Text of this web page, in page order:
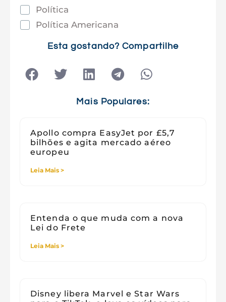
Política
Política Americana
Tecnologia
Esta gostando? Compartilhe
Mais Populares:
Apollo compra EasyJet por £5,7
bilhões e agita mercado aéreo
europeu
Leia Mais >
Entenda o que muda com a nova
Lei do Frete
Leia Mais >
Disney libera Marvel e Star Wars